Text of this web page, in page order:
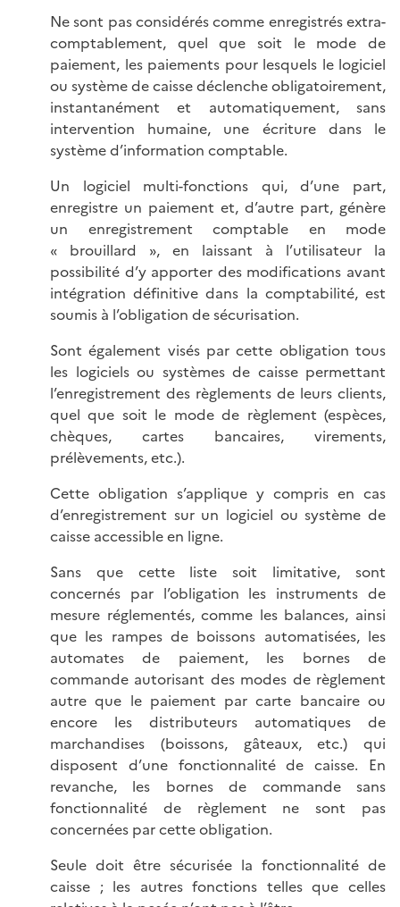
Ne sont pas considérés comme enregistrés extra-
comptablement, quel que soit le mode de
paiement, les paiements pour lesquels le logiciel
ou système de caisse déclenche obligatoirement,
instantanément et automatiquement, sans
intervention humaine, une écriture dans le
système d’information comptable.
Un logiciel multi-fonctions qui, d’une part,
enregistre un paiement et, d’autre part, génère
un enregistrement comptable en mode
« brouillard », en laissant à l’utilisateur la
possibilité d’y apporter des modifications avant
intégration définitive dans la comptabilité, est
soumis à l’obligation de sécurisation.
Sont également visés par cette obligation tous
les logiciels ou systèmes de caisse permettant
l’enregistrement des règlements de leurs clients,
quel que soit le mode de règlement (espèces,
chèques, cartes bancaires, virements,
prélèvements, etc.).
Cette obligation s’applique y compris en cas
d’enregistrement sur un logiciel ou système de
caisse accessible en ligne.
Sans que cette liste soit limitative, sont
concernés par l’obligation les instruments de
mesure réglementés, comme les balances, ainsi
que les rampes de boissons automatisées, les
automates de paiement, les bornes de
commande autorisant des modes de règlement
autre que le paiement par carte bancaire ou
encore les distributeurs automatiques de
marchandises (boissons, gâteaux, etc.) qui
disposent d’une fonctionnalité de caisse. En
revanche, les bornes de commande sans
fonctionnalité de règlement ne sont pas
concernées par cette obligation.
Seule doit être sécurisée la fonctionnalité de
caisse ; les autres fonctions telles que celles